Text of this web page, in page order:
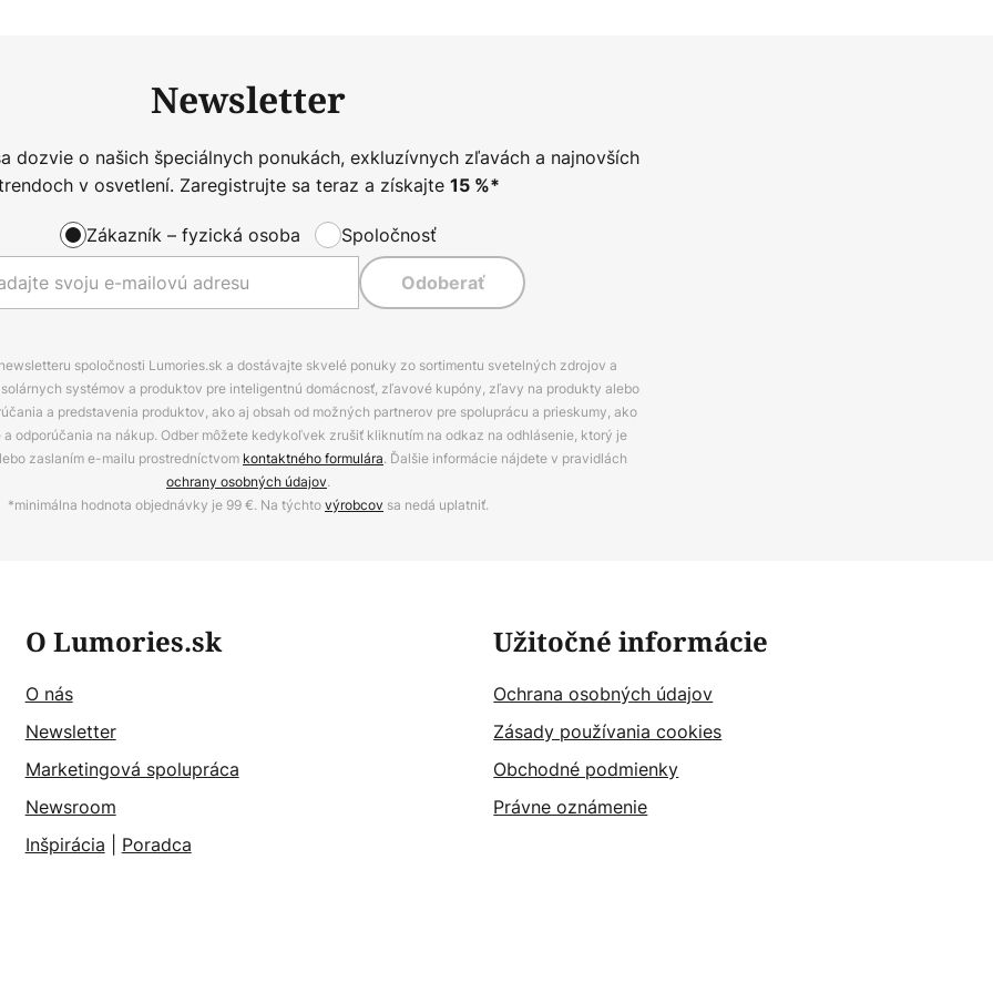
Newsletter
dozvie o našich špeciálnych ponukách, exkluzívnych zľavách a najnovších
v osvetlení. Zaregistrujte sa teraz a získajte 15%*
Zákazník – fyzická osoba Spoločnosť
Odoberať
spoločnosti Lumories.sk a dostávajte skvelé ponuky zo sortimentu svetelných zdrojov a
systémov a produktov pre inteligentnú domácnosť, zľavové kupóny, zľavy na produkty alebo
a predstavenia produktov, ako aj obsah od možných partnerov pre spoluprácu a prieskumy, ako
odporúčania na nákup. Odber môžete kedykoľvek zrušiť kliknutím na odkaz na odhlásenie, ktorý je
zaslaním e-mailu prostredníctvom kontaktného formulára. Ďalšie informácie nájdete v pravidlách
ochrany osobných údajov.
*minimálna hodnota objednávky je 99 €. Na týchtovýrobcov sa nedá uplatniť.
O Lumories.sk
O nás
Newsletter
Marketingová spolupráca
Newsroom
Inšpirácia
Poradca
Užitočné informácie
Ochrana osobných údajov
Zásady používania cookies
Obchodné podmienky
Právne oznámenie